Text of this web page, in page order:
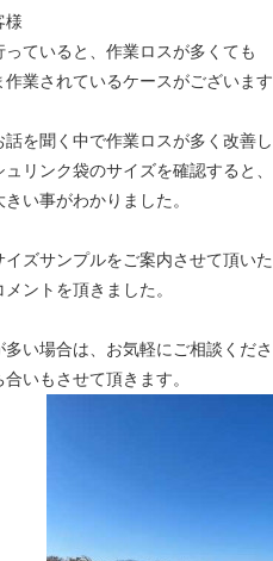
様
ていると、作業ロスが多くても
業されているケースがございま
を聞く中で作業ロスが多く改善
リンク袋のサイズを確認すると、
い事がわかりました。
ズサンプルをご案内させて頂い
ントを頂きました。
い場合は、お気軽にご相談くだ
いもさせて頂きます。